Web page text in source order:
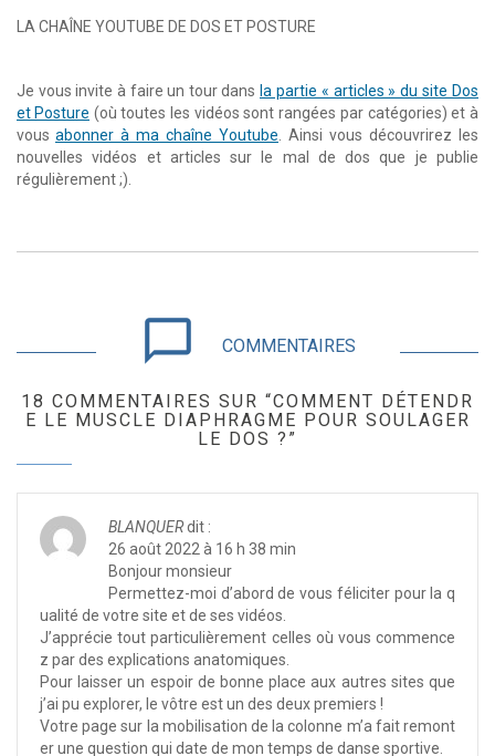
LA CHAÎNE YOUTUBE DE DOS ET POSTURE
Je vous invite à faire un tour dans la partie « articles » du site Dos
et Posture (où toutes les vidéos sont rangées par catégories) et à
vous abonner à ma chaîne Youtube . Ainsi vous découvrirez les
nouvelles vidéos et articles sur le mal de dos que je publie
régulièrement ;).
chat_bubble_outline COMMENTAIRES
18 COMMENTAIRES SUR “COMMENT DÉTENDR
E LE MUSCLE DIAPHRAGME POUR SOULAGER
LE DOS ?”
BLANQUERdit :
26 août 2022 à 16 h 38 min
Bonjour monsieur
Permettez-moi d’abord de vous féliciter pour la q
ualité de votre site et de ses vidéos.
J’apprécie tout particulièrement celles où vous commence
z par des explications anatomiques.
Pour laisser un espoir de bonne place aux autres sites que
j’ai pu explorer, le vôtre est un des deux premiers !
Votre page sur la mobilisation de la colonne m’a fait remont
er une question qui date de mon temps de danse sportive.